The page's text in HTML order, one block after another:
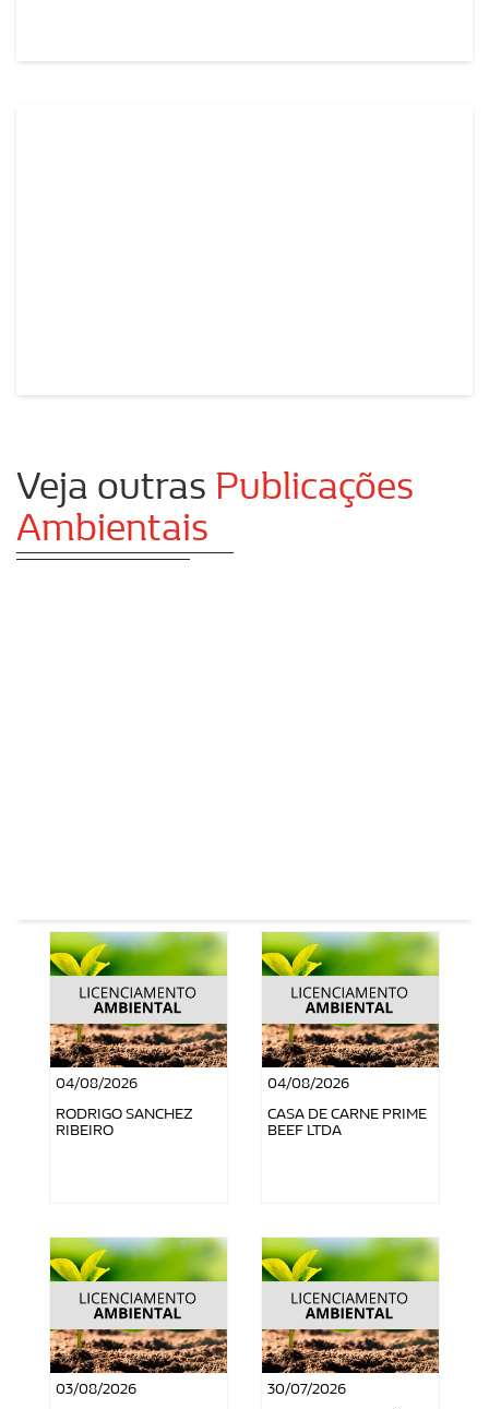
Veja outras Publicações
Ambientais
04/08/2026
RODRIGO SANCHEZ
RIBEIRO
04/08/2026
CASA DE CARNE PRIME
BEEF LTDA
03/08/2026
30/07/2026